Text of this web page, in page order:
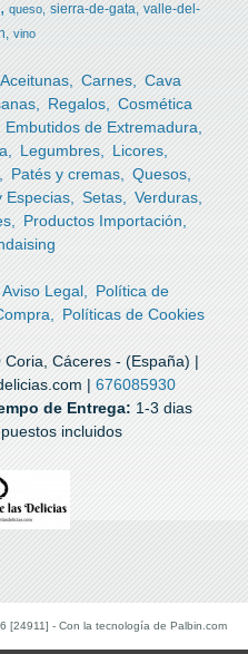
queso sierra-de-gata valle-del-
vino
Aceitunas Carnes
Cava
Regalos
Cosmética
Embutidos de Extremadura
Legumbres
Licores
Patés y cremas
Quesos
Especias Setas
Verduras
Productos Importación
Aviso Legal
Política de
Políticas de Cookies
Cáceres - (España) |
| 676085930
de Entrega: 1-3 dias
incluidos
[24911] - Con la tecnología de Palbin.com